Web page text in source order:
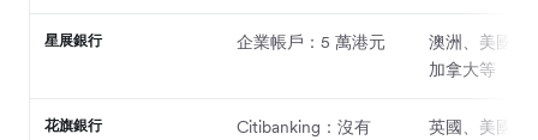
星展銀行 企業帳戶：5 萬港元
澳洲、美國、
加拿大等
花旗銀行
Citibanking：沒有
英國、美國、